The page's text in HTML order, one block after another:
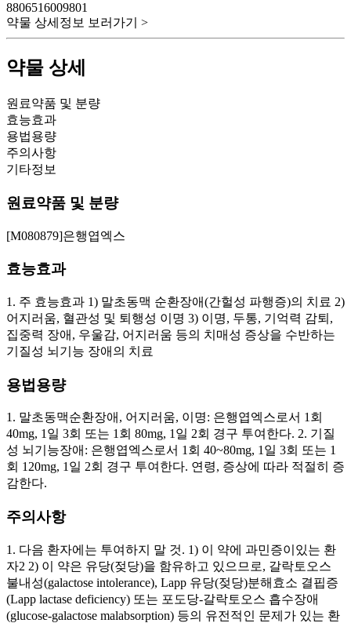
8806516009801
약물 상세정보 보러가기 >
약물 상세
원료약품 및 분량
효능효과
용법용량
주의사항
기타정보
원료약품 및 분량
[M080879]은행엽엑스
효능효과
1. 주 효능효과 1) 말초동맥 순환장애(간헐성 파행증)의 치료 2)
어지러움, 혈관성 및 퇴행성 이명 3) 이명, 두통, 기억력 감퇴,
집중력 장애, 우울감, 어지러움 등의 치매성 증상을 수반하는
기질성 뇌기능 장애의 치료
용법용량
1. 말초동맥순환장애, 어지러움, 이명: 은행엽엑스로서 1회
40mg, 1일 3회 또는 1회 80mg, 1일 2회 경구 투여한다. 2. 기질
성 뇌기능장애: 은행엽엑스로서 1회 40~80mg, 1일 3회 또는 1
회 120mg, 1일 2회 경구 투여한다. 연령, 증상에 따라 적절히 증
감한다.
주의사항
1. 다음 환자에는 투여하지 말 것. 1) 이 약에 과민증이있는 환
자2 2) 이 약은 유당(젖당)을 함유하고 있으므로, 갈락토오스
불내성(galactose intolerance), Lapp 유당(젖당)분해효소 결핍증
(Lapp lactase deficiency) 또는 포도당-갈락토오스 흡수장애
(glucose-galactose malabsorption) 등의 유전적인 문제가 있는 환